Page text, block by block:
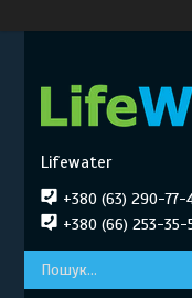
Lifewater
+380 (63) 290-77-
+380 (66) 253-35-